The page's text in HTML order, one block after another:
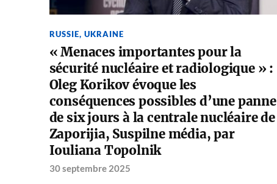
RUSSIE, UKRAINE
« Menaces importantes pour la
sécurité nucléaire et radiologique » :
Oleg Korikov évoque les
conséquences possibles d’une panne
de six jours à la centrale nucléaire de
Zaporijia, Suspilne média, par
Iouliana Topolnik
30 septembre 2025